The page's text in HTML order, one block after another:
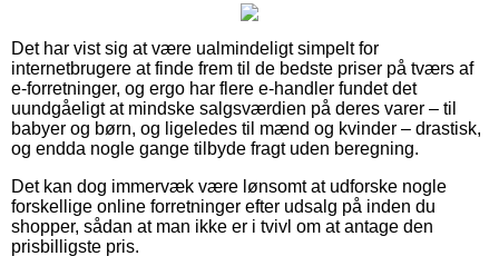
Det har vist sig at være ualmindeligt simpelt for
internetbrugere at finde frem til de bedste priser på tværs af
e-forretninger, og ergo har flere e-handler fundet det
uundgåeligt at mindske salgsværdien på deres varer – til
babyer og børn, og ligeledes til mænd og kvinder – drastisk,
og endda nogle gange tilbyde fragt uden beregning.
Det kan dog immervæk være lønsomt at udforske nogle
forskellige online forretninger efter udsalg på inden du
shopper, sådan at man ikke er i tvivl om at antage den
prisbilligste pris.